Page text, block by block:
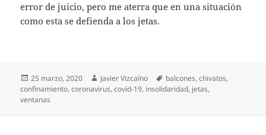
error de juicio, pero me aterra que en una situación
como esta se defienda a los jetas.
Publicado
el
25 marzo, 2020 Autor
Javier Vizcaíno Etiquetas
balcones,chivatos,
confinamiento,coronavirus,covid-19, insolidaridad, jetas,
ventanas